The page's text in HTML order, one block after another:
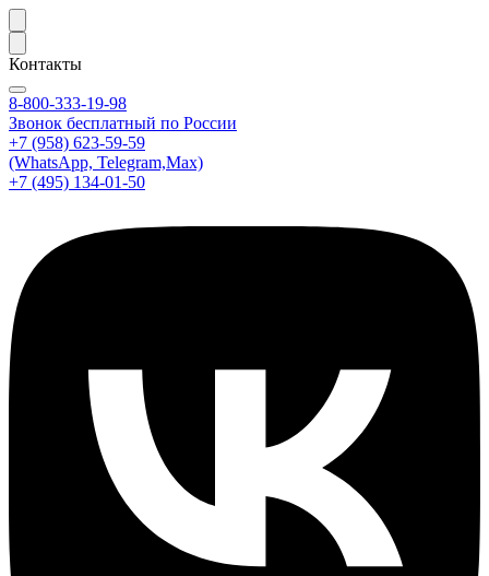
Контакты
8-800-333-19-98
Звонок бесплатный по России
+7 (958) 623-59-59
(WhatsApp, Telegram,Max)
+7 (495) 134-01-50